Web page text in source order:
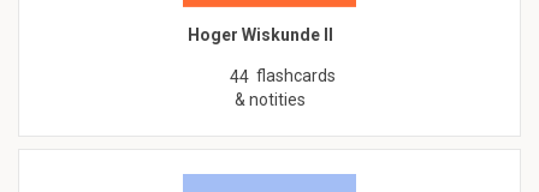
Hoger Wiskunde II
44 flashcards
& notities